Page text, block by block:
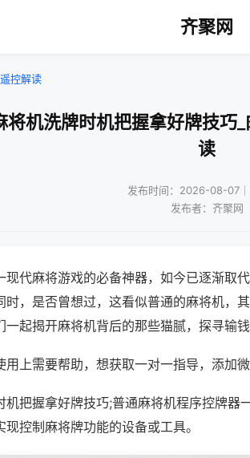
齐聚网
遥控解读
将机洗牌时机把握拿好牌技巧
读
发布时间：2026-08-07｜
发布者：齐聚网
现代麻将游戏的必备神器，如今已逐渐取
时，是否曾想过，这看似普通的麻将机，
一起揭开麻将机背后的那些猫腻，探寻输钱
用上需要帮助，想获取一对一指导，添加
机把握拿好牌技巧;普通麻将机程序控牌器
控制麻将牌功能的设备或工具。